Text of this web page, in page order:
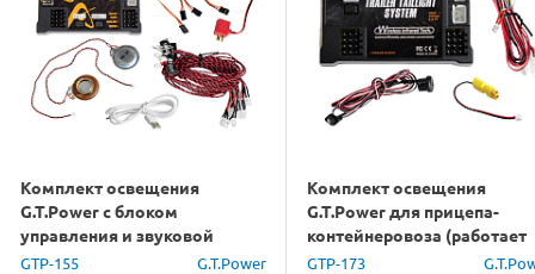
Комплект освещения
G.T.Power с блоком
управления и звуковой
системой для авиамоделей
GTP-155 G.T.Power
Комплект освещения
G.T.Power для прицепа-
контейнеровоза (работает
только с GTP-172, GTP-164)
GTP-173